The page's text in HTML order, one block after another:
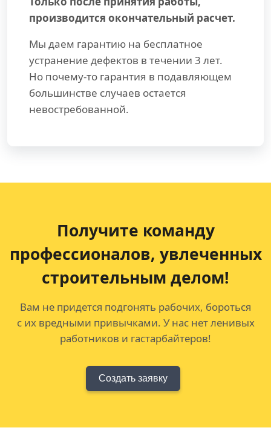
производится окончательный расчет.
Мы даем гарантию на бесплатное
устранение дефектов в течении 3 лет.
Но почему-то гарантия в подавляющем
большинстве случаев остается
невостребованной.
Получите команду
профессионалов, увлеченных
строительным делом!
Вам не придется подгонять рабочих, бороться
с их вредными привычками. У нас нет ленивых
работников и гастарбайтеров!
Создать заявку